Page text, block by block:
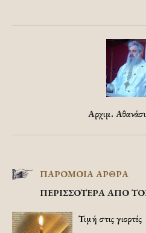
Αρχιμ.
ΠΑΡΟΜΟΙΑ ΑΡΘΡΑ
ΠΕΡΙΣΣΟΤΕΡΑ ΑΠΟ
Τιμή στις γιορτές